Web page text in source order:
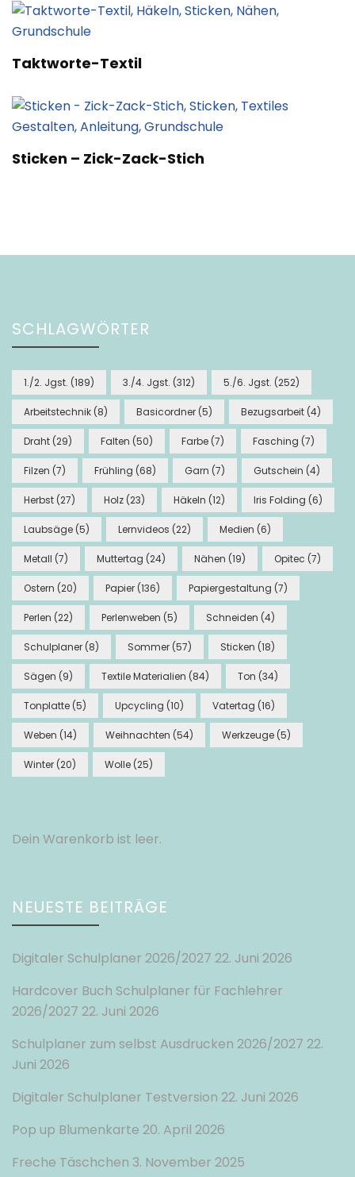
Taktworte-Textil
Sticken – Zick-Zack-Stich
SCHLAGWÖRTER
1./2. Jgst. (189) 3./4. Jgst. (312) 5./6. Jgst. (252)
Arbeitstechnik (8) Basicordner (5) Bezugsarbeit (4)
Draht (29) Falten (50) Farbe (7) Fasching (7)
Filzen (7) Frühling (68) Garn (7) Gutschein (4)
Herbst (27) Holz (23) Häkeln (12) Iris Folding (6)
Laubsäge (5) Lernvideos (22) Medien (6)
Metall (7) Muttertag (24) Nähen (19) Opitec (7)
Ostern (20) Papier (136) Papiergestaltung (7)
Perlen (22) Perlenweben (5) Schneiden (4)
Schulplaner (8) Sommer (57) Sticken (18)
Sägen (9) Textile Materialien (84) Ton (34)
Tonplatte (5) Upcycling (10) Vatertag (16)
Weben (14) Weihnachten (54) Werkzeuge (5)
Winter (20) Wolle (25)
Dein Warenkorb ist leer.
NEUESTE BEITRÄGE
Digitaler Schulplaner 2026/2027 22. Juni 2026
Hardcover Buch Schulplaner für Fachlehrer
2026/2027 22. Juni 2026
Schulplaner zum selbst Ausdrucken 2026/2027 22.
Juni 2026
Digitaler Schulplaner Testversion 22. Juni 2026
Pop up Blumenkarte 20. April 2026
Freche Täschchen 3. November 2025